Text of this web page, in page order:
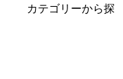
カテゴリーから探